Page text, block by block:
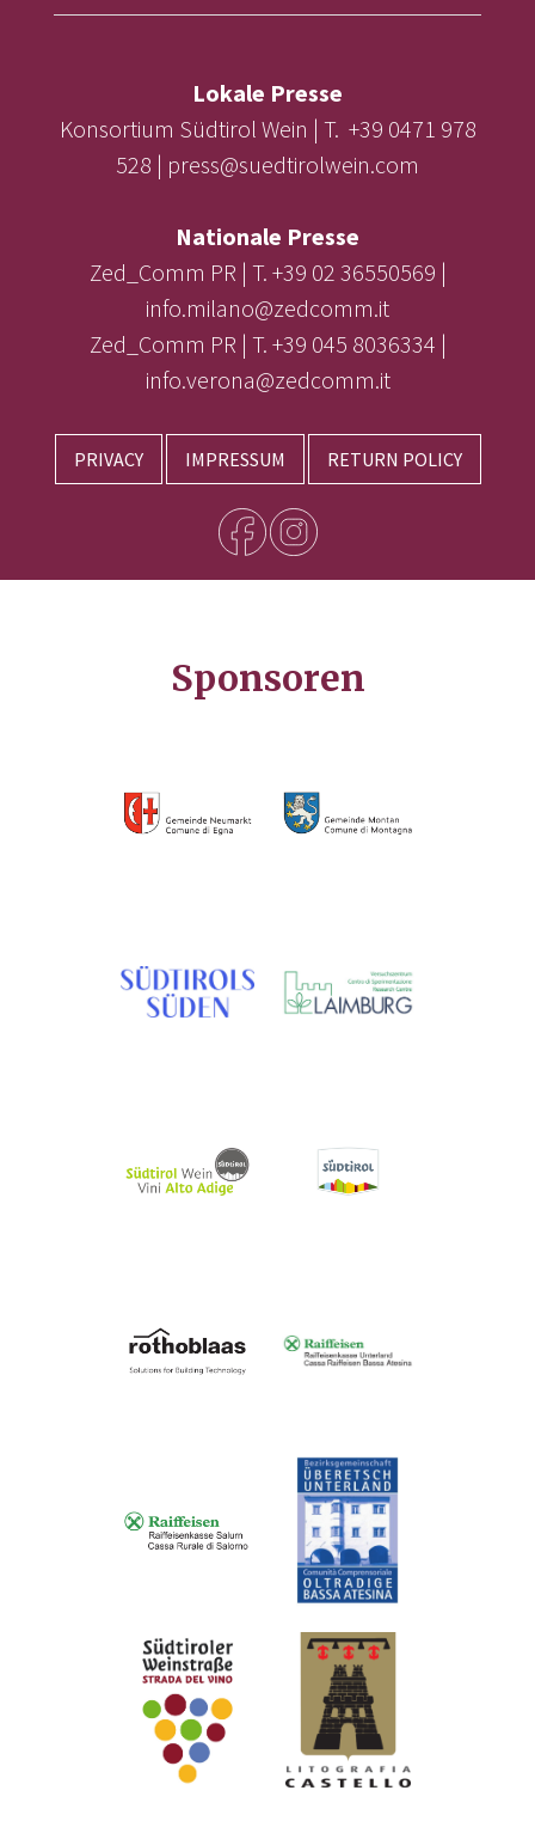
Lokale Presse
Konsortium Südtirol Wein | T. +39 0471 978
528 | press@suedtirolwein.com
Nationale Presse
Zed_Comm PR | T. +39 02 36550569 |
info.milano@zedcomm.it
Zed_Comm PR | T. +39 045 8036334 |
info.verona@zedcomm.it
PRIVACY IMPRESSUM RETURN POLICY
Sponsoren